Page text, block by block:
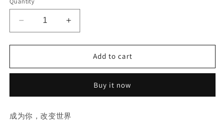
Decrease
quantity
for
為
Increase
quantity
for
為
Add to cart
Buy it now
成为你，改变世界